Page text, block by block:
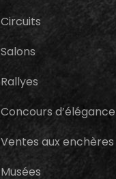
Circuits
Salons
Rallyes
Concours d’élégance
Ventes aux enchères
Musées